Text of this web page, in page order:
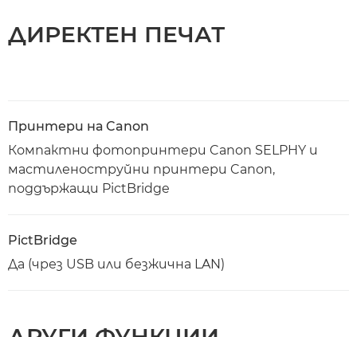
ДИРЕКТЕН ПЕЧАТ
Принтери на Canon
Компактни фотопринтери Canon SELPHY и
мастиленоструйни принтери Canon,
поддържащи PictBridge
PictBridge
Да (чрез USB или безжична LAN)